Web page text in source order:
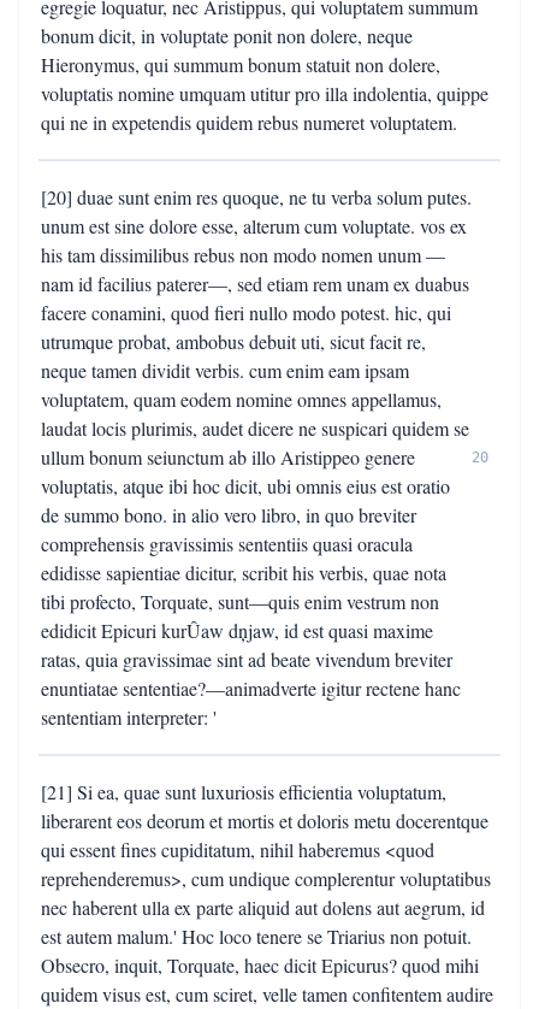
egregie loquatur, nec Aristippus, qui voluptatem summum
bonum dicit, in voluptate ponit non dolere, neque
Hieronymus, qui summum bonum statuit non dolere,
voluptatis nomine umquam utitur pro illa indolentia, quippe
qui ne in expetendis quidem rebus numeret voluptatem.
[20] duae sunt enim res quoque, ne tu verba solum putes.
unum est sine dolore esse, alterum cum voluptate. vos ex
his tam dissimilibus rebus non modo nomen unum —
nam id facilius paterer—, sed etiam rem unam ex duabus
facere conamini, quod fieri nullo modo potest. hic, qui
utrumque probat, ambobus debuit uti, sicut facit re,
neque tamen dividit verbis. cum enim eam ipsam
voluptatem, quam eodem nomine omnes appellamus,
laudat locis plurimis, audet dicere ne suspicari quidem se
ullum bonum seiunctum ab illo Aristippeo genere
voluptatis, atque ibi hoc dicit, ubi omnis eius est oratio
de summo bono. in alio vero libro, in quo breviter
comprehensis gravissimis sententiis quasi oracula
edidisse sapientiae dicitur, scribit his verbis, quae nota
tibi profecto, Torquate, sunt—quis enim vestrum non
edidicit Epicuri kurÛaw dņjaw, id est quasi maxime
ratas, quia gravissimae sint ad beate vivendum breviter
enuntiatae sententiae?—animadverte igitur rectene hanc
sententiam interpreter: '
20
[21] Si ea, quae sunt luxuriosis efficientia voluptatum,
liberarent eos deorum et mortis et doloris metu docerentque
qui essent fines cupiditatum, nihil haberemus <quod
reprehenderemus>, cum undique complerentur voluptatibus
nec haberent ulla ex parte aliquid aut dolens aut aegrum, id
est autem malum.' Hoc loco tenere se Triarius non potuit.
Obsecro, inquit, Torquate, haec dicit Epicurus? quod mihi
quidem visus est, cum sciret, velle tamen confitentem audire